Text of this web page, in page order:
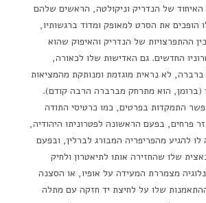
האיחוד של הנדריק וניקולטה, הראשים שלהם
הופכים את הסרט למאופק ומדוד ברגשותיו,
ההתפרצויות של הנדריק והאיפוק שהוא
החדשים. גם האדישות שלו לכאורה,
לא נראית מוגזמת ומנותקת מהמציאות
(ברומן, הוא מתרחק מברברה הרבה קודם).
התמקדות בפרטים, כמו כרטיסי התודה
פרחים, בפעם הראשונה לפטרוניתו היהודיה,
להגיע מהפריפריה המבורג לברלין, ובפעם
שלו שהחזירה אותו לתיאטרון ולחיק
מצמררת המעידה על אופיו, או הסצנה
שלו על לחיצת יד חזקה עם מתלה